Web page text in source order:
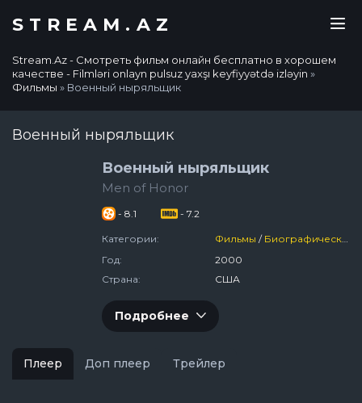
STREAM.AZ
Stream.Az - Смотреть фильм онлайн бесплатно в хорошем
качестве - Filmləri onlayn pulsuz yaxşı keyfiyyətdə izləyin »
Фильмы » Военный ныряльщик
Военный ныряльщик
Военный ныряльщик
Men of Honor
- 8.1 - 7.2
Категории: Фильмы / Биографический
Год:
2000
Страна:
США
Подробнее
Плеер Доп плеер Трейлер